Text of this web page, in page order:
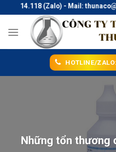
to
content
(Zalo) - Mail:
HOTLINE/
Những tổn thương